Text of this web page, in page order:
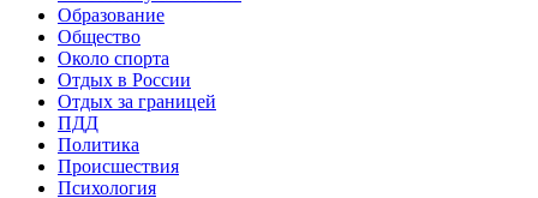
Образование
Общество
Около спорта
Отдых в России
Отдых за границей
ПДД
Политика
Происшествия
Психология